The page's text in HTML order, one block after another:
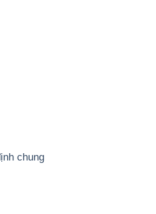
chung